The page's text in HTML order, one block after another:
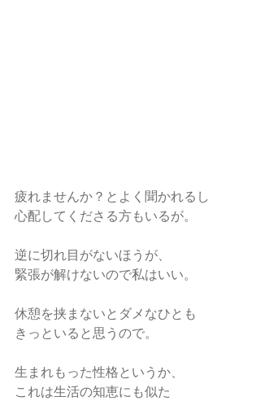
疲れませんか？とよく聞かれるし
心配してくださる方もいるが。
逆に切れ目がないほうが、
緊張が解けないので私はいい。
休憩を挟まないとダメなひとも
きっといると思うので。
生まれもった性格というか、
これは生活の知恵にも似た